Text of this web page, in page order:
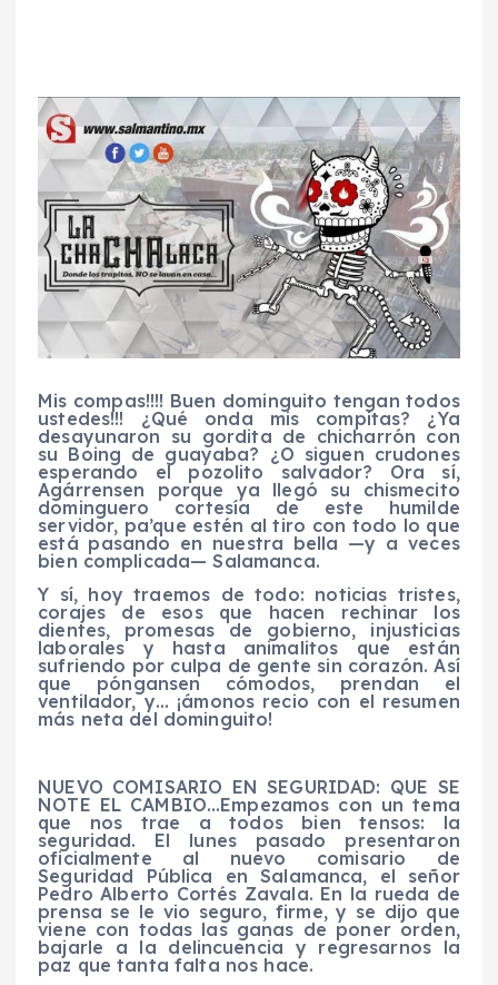
Mis compas!!!! Buen dominguito tengan todos
ustedes!!! ¿Qué onda mis compitas? ¿Ya
desayunaron su gordita de chicharrón con
su Boing de guayaba? ¿O siguen crudones
esperando el pozolito salvador? Ora sí,
Agárrensen porque ya llegó su chismecito
dominguero cortesía de este humilde
servidor, pa’que estén al tiro con todo lo que
está pasando en nuestra bella —y a veces
bien complicada— Salamanca.
Y sí, hoy traemos de todo: noticias tristes,
corajes de esos que hacen rechinar los
dientes, promesas de gobierno, injusticias
laborales y hasta animalitos que están
sufriendo por culpa de gente sin corazón. Así
que póngansen cómodos, prendan el
ventilador, y… ¡ámonos recio con el resumen
más neta del dominguito!
NUEVO COMISARIO EN SEGURIDAD: QUE SE
NOTE EL CAMBIO…Empezamos con un tema
que nos trae a todos bien tensos: la
seguridad. El lunes pasado presentaron
oficialmente al nuevo comisario de
Seguridad Pública en Salamanca, el señor
Pedro Alberto Cortés Zavala. En la rueda de
prensa se le vio seguro, firme, y se dijo que
viene con todas las ganas de poner orden,
bajarle a la delincuencia y regresarnos la
paz que tanta falta nos hace.